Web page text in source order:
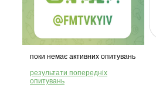
поки немає активних опитувань
результати попередніх
опитувань